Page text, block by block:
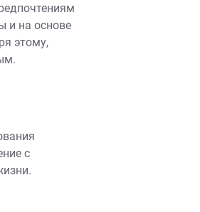
и на основе
этому,
с